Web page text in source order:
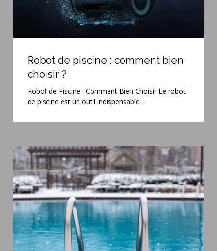
piscine
comment
bien
?
Robot de piscine : comment bien
choisir ?
Robot de Piscine : Comment Bien Choisir Le robot
de piscine est un outil indispensable…
Hivernage
piscine
:
MGV
Piscines
Béton
à
votre
disposition